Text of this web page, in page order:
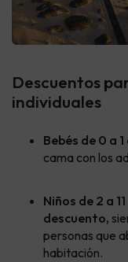
Descuentos
individuales
Bebés de 0 a 1
cama con los
Niños de 2 a
descuento,
personas que
habitación.